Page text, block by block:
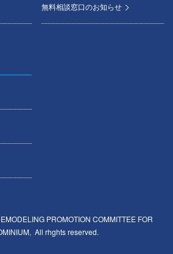
無料相談窓口のお知らせ
PROMOTION COMMITTEE FOR
All rhghts reserved.